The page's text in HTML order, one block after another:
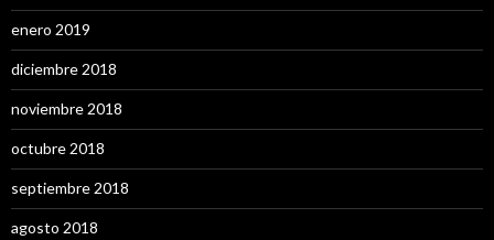
enero 2019
diciembre 2018
noviembre 2018
octubre 2018
septiembre 2018
agosto 2018